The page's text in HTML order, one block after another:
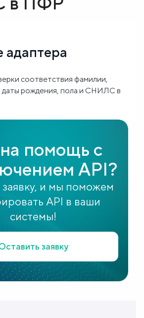
адаптера
соответствия фамилии,
даты рождения, пола и СНИЛС в
помощь с
API?
заявку, и мы поможем
API в ваши
системы!
заявку